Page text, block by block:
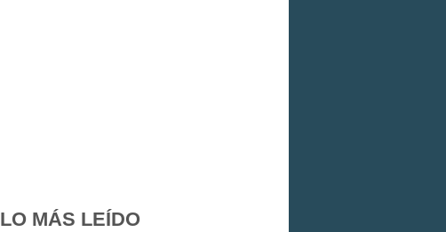
LO MÁS LEÍDO